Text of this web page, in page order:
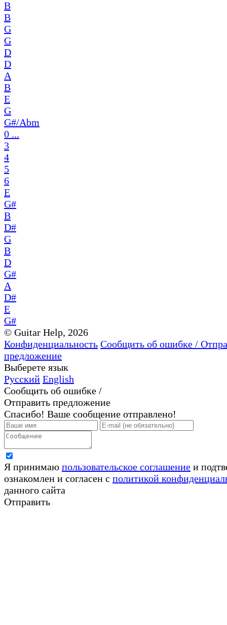
B
B
G
G
D
D
A
B
E
G
G#/Abm
0 ...
3
4
5
6
E
G#
B
D#
G
B
D
G#
A
D#
E
G#
© Guitar Help, 2026
Конфиденциальность Сообщить об ошибке /
предложение
Выберете язык
Русский English
Сообщить об ошибке /
Отправить предложение
Спасибо! Ваше сообщение отправлено!
Я принимаю пользовательское соглашение и
ознакомлен и согласен с политикой
данного сайта
Отправить